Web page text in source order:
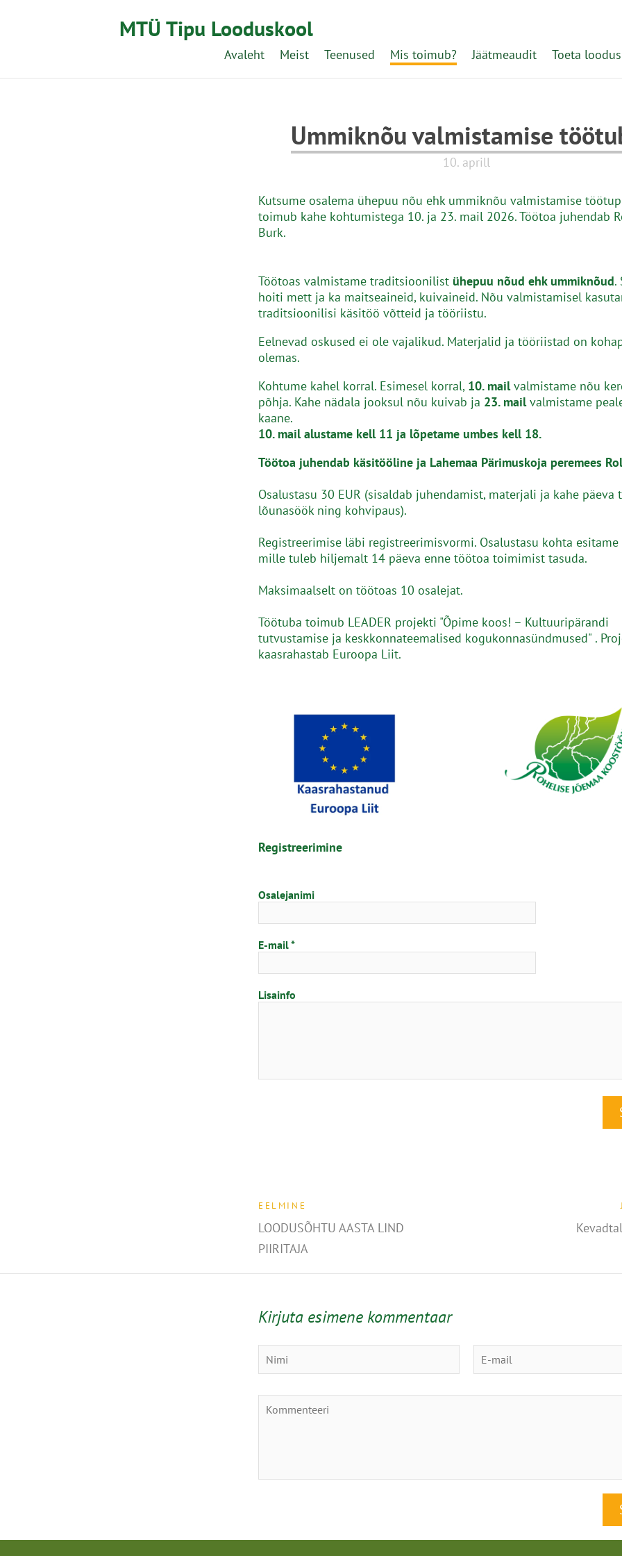
MTÜ Tipu Looduskool
Avaleht Meist Teenused Mis toimub? Jäätmeaudit Toeta
Ummiknõu valmistamise
10. aprill
Kutsume osalema ühepuu nõu ehk ummiknõu valmistamise
toimub kahe kohtumistega 10. ja 23. mail 2026. Töötoa juhendab
Burk.
Töötoas valmistame traditsioonilist ühepuu nõud ehk ummiknõud.
hoiti mett ja ka maitseaineid, kuivaineid. Nõu valmistamisel
traditsioonilisi käsitöö võtteid ja tööriistu.
Eelnevad oskused ei ole vajalikud. Materjalid ja tööriistad on
olemas.
Kohtume kahel korral. Esimesel korral, 10. mailvalmistame nõu
põhja. Kahe nädala jooksul nõu kuivab ja 23. mailvalmistame
kaane.
10. mail alustame kell 11 ja lõpetame umbes kell 18.
Töötoa juhendab käsitööline ja Lahemaa Pärimuskoja peremees
Osalustasu 30 EUR (sisaldab juhendamist, materjali ja kahe päeva
lõunasöök ning kohvipaus).
Registreerimise läbi registreerimisvormi. Osalustasu kohta esitame
mille tuleb hiljemalt 14 päeva enne töötoa toimimist tasuda.
Maksimaalselt on töötoas 10 osalejat.
Töötuba toimub LEADER projekti "Õpime koos! – Kultuuripärandi
tutvustamise ja keskkonnateemalised kogukonnasündmused" .
kaasrahastab Euroopa Liit.
Registreerimine
Osalejanimi
E-mail
Lisainfo
EELMINE
LOODUSÕHTU AASTA LIND
PIIRITAJA
Kirjuta esimene kommentaar